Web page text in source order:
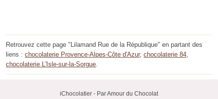
Retrouvez cette page "Lilamand Rue de la République" en partant des
liens : chocolaterie Provence-Alpes-Côte d'Azur, chocolaterie 84,
chocolaterie L'Isle-sur-la-Sorgue.
iChocolatier - Par Amour du Chocolat